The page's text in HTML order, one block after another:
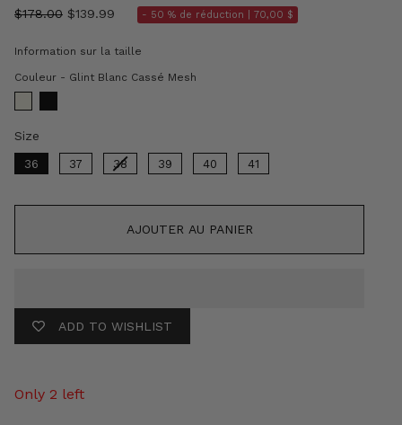
régulier
$178.00 $139.99 - 50 % de réduction | 70,00 $
Information sur la taille
Couleur - Glint Blanc Cassé Mesh
Size
36 37 38 39 40 41
AJOUTER AU PANIER
ADD TO WISHLIST
Only 2 left